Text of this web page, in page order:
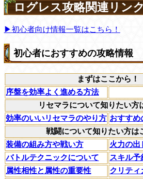
ログレス攻略関連リンク
▶初心者向け情報一覧はこちら！
初心者におすすめの攻略情報
まずはここから！
序盤を効率よく進める方法
リセマラについて知りたい方
効率のいいリセマラのやり方 おすすめ
戦闘について知りたい方は
装備の組み方や戦い方
火力の出
バトルテクニックについて
スキル
属性相性と属性の重要性
クリティ